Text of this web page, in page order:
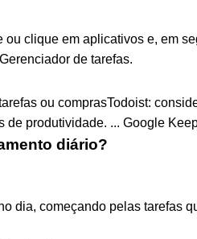
clique em aplicativos e, em
de tarefas.
ou comprasTodoist:
de produtividade. ... Google
diário?
dia, começando pelas tarefas